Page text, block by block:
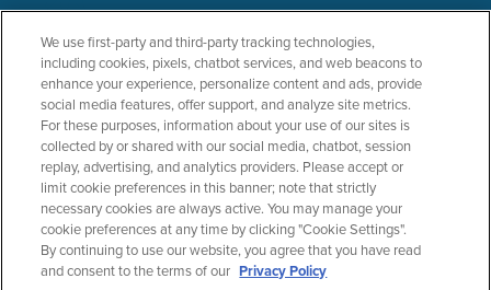
PRODUCTS
ForeFlight Mobile
ForeFlight Web
ForeFlight Dispatch
Runway Analysis - Business
Runway Analysis - Individuals
Jeppesen Charts
Military Flight Bag
Sentry ADS-B
Synthetic Vision
ForeFlight Directory
SOLUTIONS
General Aviation
Business Aviation
Military
Helicopter
Flight Education & Training
FBOs
We use first-party and third-party tracking technologies,
including cookies, pixels, chatbot services, and web beacons to
enhance your experience, personalize content and ads, provide
social media features, offer support, and analyze site metrics.
For these purposes, information about your use of our sites is
collected by or shared with our social media, chatbot, session
replay, advertising, and analytics providers. Please accept or
limit cookie preferences in this banner; note that strictly
necessary cookies are always active. You may manage your
cookie preferences at any time by clicking "Cookie Settings".
By continuing to use our website, you agree that you have read
and consent to the terms of our Privacy Policy